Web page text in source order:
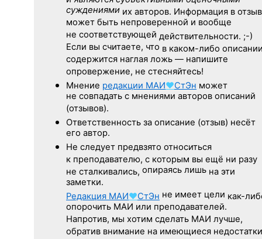
суждениями их авторов. Информация в
может быть непроверенной и вообще
не соответствующей действительности. ;-)
Если вы считаете, что в каком-либо
содержится наглая ложь — напишите
опровержение, не стесняйтесь!
Мнение редакции МАИ♥СтЭн может
не совпадать с мнениями авторов описаний
(отзывов).
Ответственность за описание (отзыв) несёт
его автор.
Не следует предвзято относиться
к преподавателю, с которым вы ещё ни разу
не сталкивались, опираясь лишь на эти
заметки.
Редакция МАИ♥СтЭн не имеет цели как-
опорочить МАИ или преподавателей.
Напротив, мы хотим сделать МАИ лучше,
обратив внимание на имеющиеся